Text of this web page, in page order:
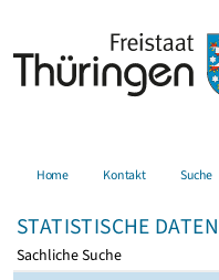
Home Kontakt Suche
STATISTISCHE DATEN
Sachliche Suche